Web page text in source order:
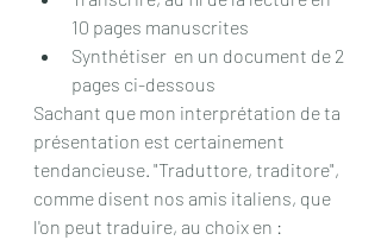
10 pages manuscrites
Synthétiser  en un document de 2
pages ci-dessous
Sachant que mon interprétation de ta
présentation est certainement
tendancieuse. "Traduttore, traditore",
comme disent nos amis italiens, que
l'on peut traduire, au choix en :